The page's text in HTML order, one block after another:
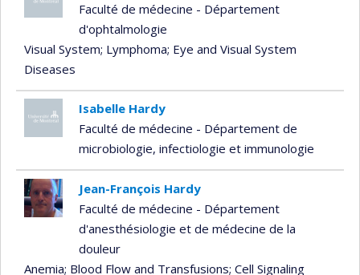
Faculté de médecine - Département
d'ophtalmologie
Visual System; Lymphoma; Eye and Visual System
Diseases
Isabelle Hardy
Faculté de médecine - Département de
microbiologie, infectiologie et immunologie
Jean-François Hardy
Faculté de médecine - Département
d'anesthésiologie et de médecine de la
douleur
Anemia; Blood Flow and Transfusions; Cell Signaling